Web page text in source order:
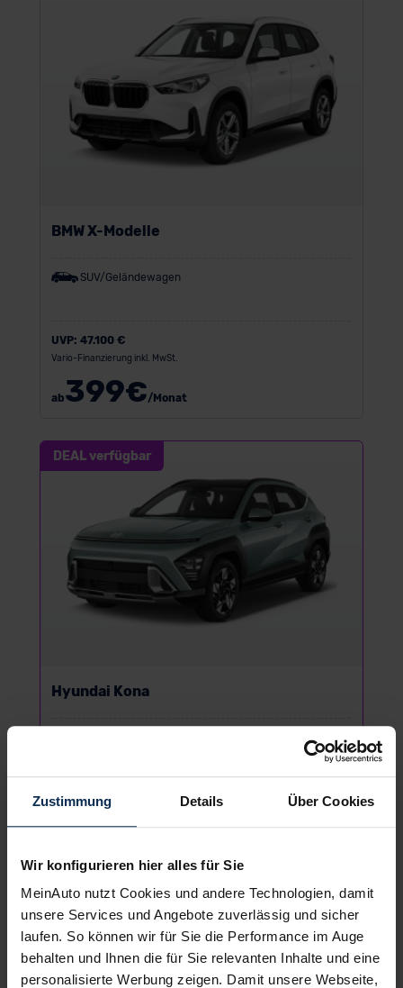
Zustimmung Details Über Cookies
Wir konfigurieren hier alles für Sie
MeinAuto nutzt Cookies und andere Technologien, damit
unsere Services und Angebote zuverlässig und sicher
laufen. So können wir für Sie die Performance im Auge
behalten und Ihnen die für Sie relevanten Inhalte und eine
personalisierte Werbung zeigen. Damit unsere Webseite,
BMW X-Modelle
SUV/Geländewagen
UVP: 47.100 €
Vario-Finanzierung inkl. MwSt.
ab399€/Monat
DEAL verfügbar
Hyundai Kona
UVP:27.949,99 €
166 € /Monat
DEAL verfügbar